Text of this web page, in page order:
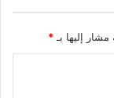
مشار إليها بـ *